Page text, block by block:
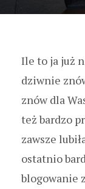
Ile to ja już
dziwnie
znów dla
też bardzo
zawsze
ostatnio
blogowanie